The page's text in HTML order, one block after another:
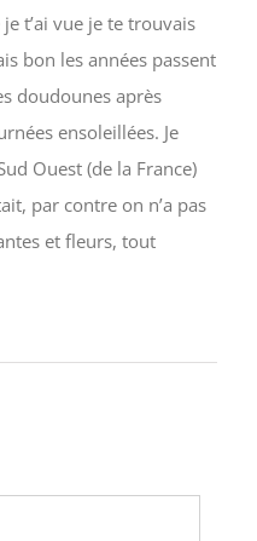
t’ai vue je te trouvais
bon les années passent
doudounes après
ensoleillées. Je
Ouest (de la France)
par contre on n’a pas
et fleurs, tout